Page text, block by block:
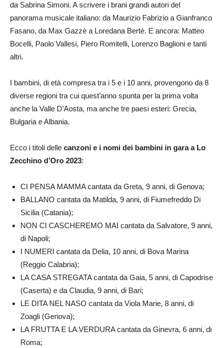
da Sabrina Simoni. A scrivere i brani grandi autori del
panorama musicale italiano: da Maurizio Fabrizio a Gianfranco
Fasano, da Max Gazzè a Loredana Bertè. E ancora: Matteo
Bocelli, Paolo Vallesi, Piero Romitelli, Lorenzo Baglioni e tanti
altri.
I bambini, di età compresa tra i 5 e i 10 anni, provengono da 8
diverse regioni tra cui quest’anno spunta per la prima volta
anche la Valle D’Aosta, ma anche tre paesi esteri: Grecia,
Bulgaria e Albania.
Ecco i titoli delle canzoni e i nomi dei bambini in gara a Lo
Zecchino d’Oro 2023:
CI PENSA MAMMA cantata da Greta, 9 anni, di Genova;
BALLANO cantata da Matilda, 9 anni, di Fiumefreddo Di
Sicilia (Catania);
NON CI CASCHEREMO MAI cantata da Salvatore, 9 anni,
di Napoli;
I NUMERI cantata da Delia, 10 anni, di Bova Marina
(Reggio Calabria);
LA CASA STREGATA cantata da Gaia, 5 anni, di Capodrise
(Caserta) e da Claudia, 9 anni, di Bari;
LE DITA NEL NASO cantata da Viola Marie, 8 anni, di
Zoagli (Genova);
LA FRUTTA E LA VERDURA cantata da Ginevra, 6 anni, di
Roma;